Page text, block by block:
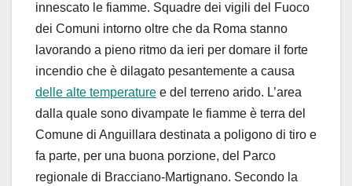
innescato le fiamme. Squadre dei vigili del Fuoco
dei Comuni intorno oltre che da Roma stanno
lavorando a pieno ritmo da ieri per domare il forte
incendio che è dilagato pesantemente a causa
delle alte temperature e del terreno arido. L’area
dalla quale sono divampate le fiamme è terra del
Comune di Anguillara destinata a poligono di tiro e
fa parte, per una buona porzione, del Parco
regionale di Bracciano-Martignano. Secondo la